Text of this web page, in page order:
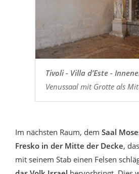
Tivoli - Villa d’Este -
Venussaal mit Grotte als
Im nächsten Raum, dem Saal
Fresko in der Mitte der Decke,
mit seinem Stab einen Felsen